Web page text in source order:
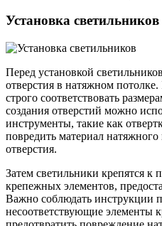
Установка светильников
Перед установкой
отверстия в натяжном
строго соответствовать
создания отверстий можно
инструменты, такие как
повредить материал
отверстия.
Затем светильники крепятся к
крепежных элементов,
Важно соблюдать инструкции
несоответствующие элементы